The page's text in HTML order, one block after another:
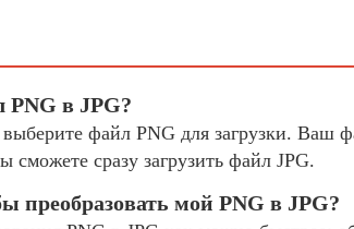
PNG в JPG?
файл PNG для загрузки. Ваш
сможете сразу загрузить файл JPG.
преобразовать мой PNG в JPG?